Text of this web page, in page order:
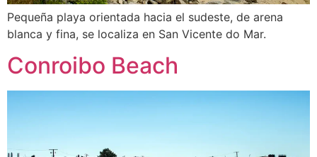
Pequeña playa orientada hacia el sudeste, de arena
blanca y fina, se localiza en San Vicente do Mar.
Conroibo Beach